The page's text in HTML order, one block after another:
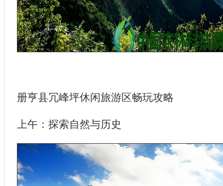
册亨县冗峰坪休闲旅游区畅玩攻略
上午：探索自然与历史